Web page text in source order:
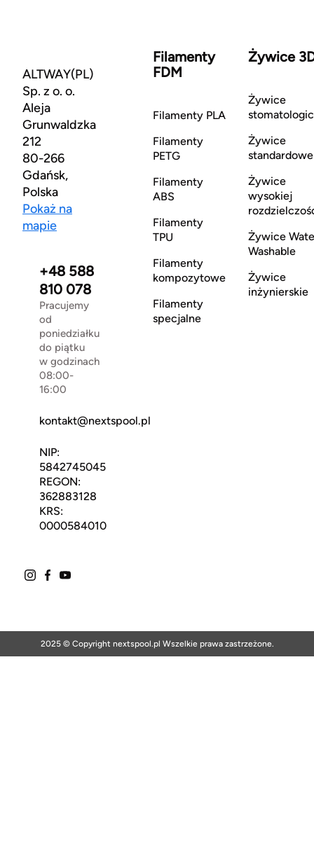
ALTWAY(PL)
Sp. z o. o.
Aleja
Grunwaldzka
212
80-266
Gdańsk,
Polska
Pokaż na
mapie
+48 588
810 078
Pracujemy
od
poniedziałku
do piątku
w godzinach
08:00-
16:00
kontakt@nextspool.pl
NIP:
5842745045
REGON:
362883128
KRS:
0000584010
Filamenty
FDM
Filamenty PLA
Filamenty
PETG
Filamenty
ABS
Filamenty
TPU
Filamenty
kompozytowe
Filamenty
specjalne
Żywice
Żywice
Żywice
standardowe
Żywice
wysokiej
Żywice
Washable
Żywice
inżynierskie